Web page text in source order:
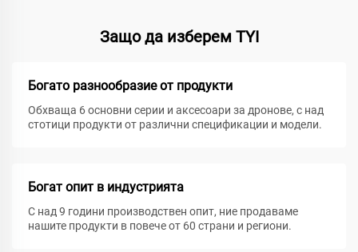
Защо да изберем TYI
Богато разнообразие от продукти
Обхваща 6 основни серии и аксесоари за дронове, с над
стотици продукти от различни спецификации и модели.
Богат опит в индустрията
С над 9 години производствен опит, ние продаваме
нашите продукти в повече от 60 страни и региони.